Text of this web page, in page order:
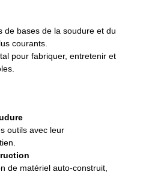
de bases de la soudure et du
courants.
pour fabriquer, entretenir et
outils avec leur
de matériel auto-construit,